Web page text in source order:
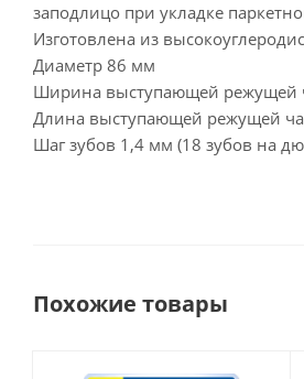
заподлицо при укладке
Изготовлена из
Диаметр 86 мм
Ширина выступающей режущей
Длина выступающей режущей
Шаг зубов 1,4 мм (18 зубов на
Похожие товары